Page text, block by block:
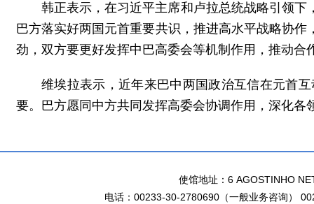
韩正表示，在习近平主席和卢拉总统战略引领
巴方落实好两国元首重要共识，推进高水平战略协
劲，双方要更好发挥中巴高委会等机制作用，推动
维埃拉表示，近年来巴中两国政治互信在元首
要。巴方愿同中方共同发挥高委会协调作用，深化各
使馆地址：6 AGOSTINHO
电话：00233-30-2780690（一般业务咨询）